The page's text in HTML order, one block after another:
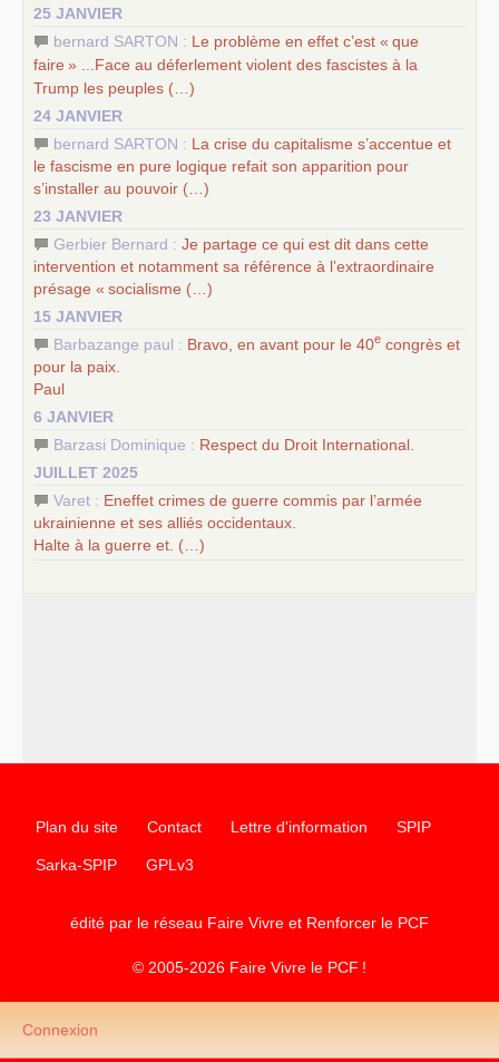
25 JANVIER
bernard SARTON : Le problème en effet c’est « que
faire » ...Face au déferlement violent des fascistes à la
Trump les peuples (…)
24 JANVIER
bernard SARTON : La crise du capitalisme s’accentue et
le fascisme en pure logique refait son apparition pour
s’installer au pouvoir (…)
23 JANVIER
Gerbier Bernard : Je partage ce qui est dit dans cette
intervention et notamment sa référence à l’extraordinaire
présage « socialisme (…)
15 JANVIER
Barbazange paul : Bravo, en avant pour le 40e congrès et
pour la paix.
Paul
6 JANVIER
Barzasi Dominique : Respect du Droit International.
JUILLET 2025
Varet : Eneffet crimes de guerre commis par l’armée
ukrainienne et ses alliés occidentaux.
Halte à la guerre et. (…)
Plan du site Contact Lettre d'information SPIP
Sarka-SPIP GPLv3
édité par le réseau Faire Vivre et Renforcer le PCF
© 2005-2026 Faire Vivre le PCF !
Connexion